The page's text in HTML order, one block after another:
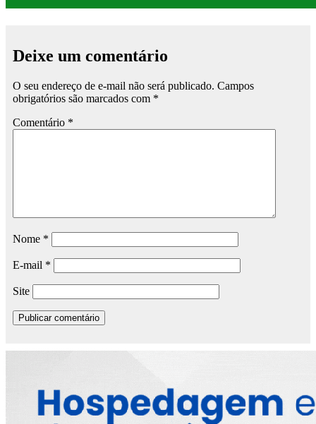
Deixe um comentário
O seu endereço de e-mail não será publicado. Campos
obrigatórios são marcados com *
Comentário *
Nome *
E-mail *
Site